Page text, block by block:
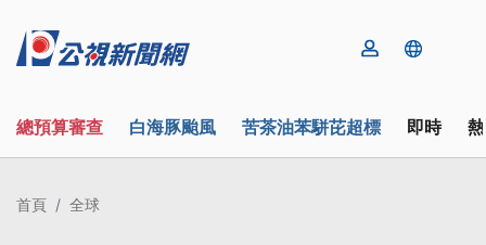
總預算審查 白海豚颱風 苦茶油苯駢芘超標 即時
首頁 全球